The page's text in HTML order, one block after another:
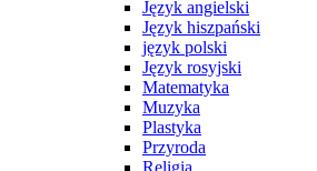
Język angielski
Język hiszpański
język polski
Język rosyjski
Matematyka
Muzyka
Plastyka
Przyroda
Religia